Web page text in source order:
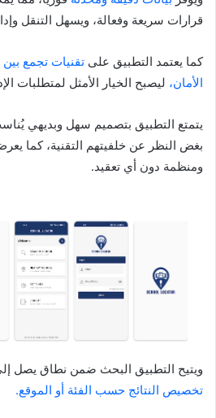
قرارات سريعة وفعالة، ويسهل التنقل
كما يعتمد التطبيق على تقنيات تجمع بين
الأمان، ليصبح الخيار الأمثل لمتطلبات
يتمتع التطبيق بتصميم سهل وبديهي
بغض النظر عن خلفيتهم التقنية، كما
ومنظمة دون أي تعقيد.
ويتيح التطبيق البحث ضمن نطاق يصل إلى 20 كيلومترًا مع
تخصيص النتائج حسب الفئة أو الموقع.